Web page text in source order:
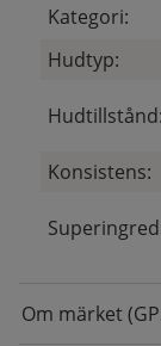
Kategori:
Hudtyp:
Hudtillstånd:
Konsistens:
Om märket